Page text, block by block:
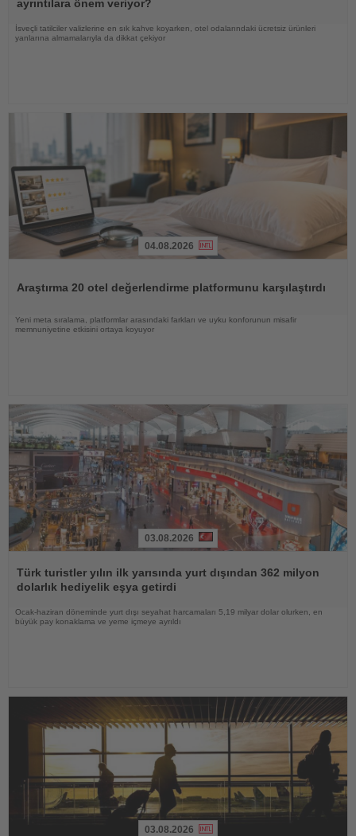
ayrıntılara önem veriyor?
İsveçli tatilciler valizlerine en sık kahve koyarken, otel odalarındaki ücretsiz ürünleri
yanlarına almamalarıyla da dikkat çekiyor
04.08.2026
Araştırma 20 otel değerlendirme platformunu karşılaştırdı
Yeni meta sıralama, platformlar arasındaki farkları ve uyku konforunun misafir
memnuniyetine etkisini ortaya koyuyor
Oku
03.08.2026
Türk turistler yılın ilk yarısında yurt dışından 362 milyon
dolarlık hediyelik eşya getirdi
Ocak-haziran döneminde yurt dışı seyahat harcamaları 5,19 milyar dolar olurken, en
büyük pay konaklama ve yeme içmeye ayrıldı
03.08.2026